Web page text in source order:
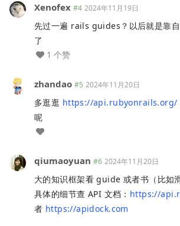
Xenofex #4 2024年11月19日
先过一遍 rails guides？以后就是靠
了
1 个赞
zhandao #5 2024年11月20日
多逛逛 https://api.rubyonrails.org/
呢
qiumaoyuan #6 2024年11月20日
大的知识框架看 guide 或者书（比如
具体的细节查 API 文档： https://
者 https://apidock.com